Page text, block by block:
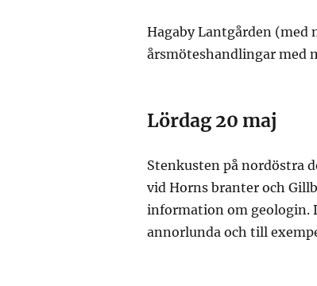
Hagaby Lantgården (med
årsmöteshandlingar med
Lördag 20 maj
Stenkusten på nordöstra
vid Horns branter och
information om geologin.
annorlunda och till